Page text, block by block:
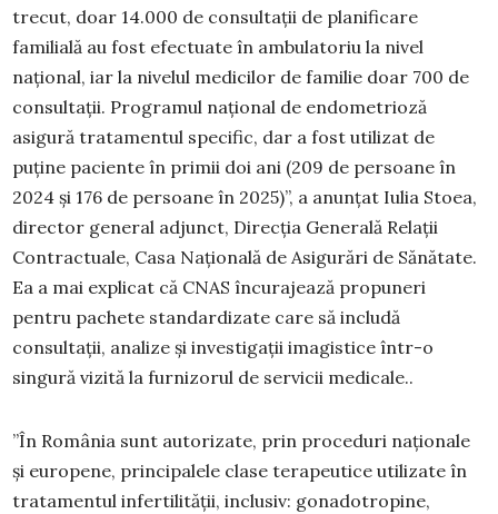
trecut, doar 14.000 de consultații de planificare
familială au fost efectuate în ambulatoriu la nivel
național, iar la nivelul medicilor de familie doar 700 de
consultații. Programul național de endometrioză
asigură tratamentul specific, dar a fost utilizat de
puține paciente în primii doi ani (209 de persoane în
2024 și 176 de persoane în 2025)”, a anunțat Iulia Stoea,
director general adjunct, Direcția Generală Relații
Contractuale, Casa Națională de Asigurări de Sănătate.
Ea a mai explicat că CNAS încurajează propuneri
pentru pachete standardizate care să includă
consultații, analize și investigații imagistice într-o
singură vizită la furnizorul de servicii medicale..
”În România sunt autorizate, prin proceduri naționale
și europene, principalele clase terapeutice utilizate în
tratamentul infertilității, inclusiv: gonadotropine,